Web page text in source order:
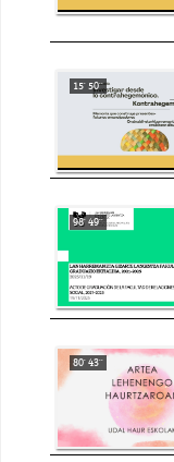
15' 50''
98' 49''
80' 43''